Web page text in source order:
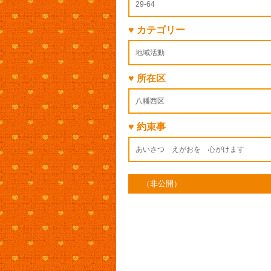
29-64
♥ カテゴリー
地域活動
♥ 所在区
八幡西区
♥ 約束事
あいさつ えがおを 心がけます
（非公開）